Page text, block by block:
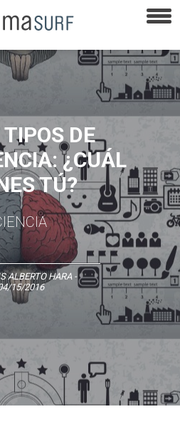
DE
¿CUÁL
TÚ?
ALBERTO HARA-
15/2016